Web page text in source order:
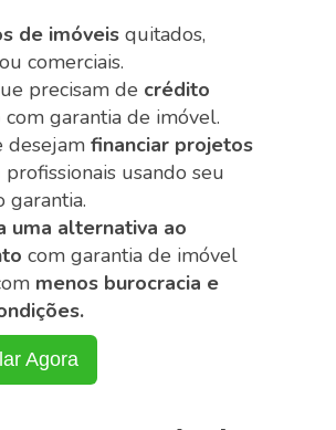
de imóveis quitados,
comerciais.
precisam de crédito
com garantia de imóvel.
desejam financiar projetos
profissionais usando seu
garantia.
uma alternativa ao
com garantia de imóvel
menos burocracia e
Agora